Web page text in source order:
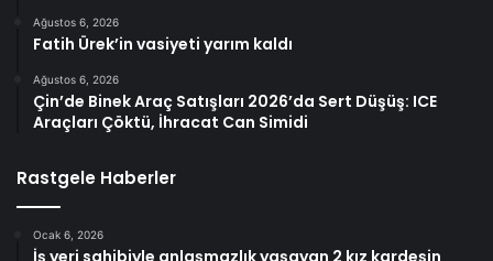
Ağustos 6, 2026
Fatih Ürek’in vasiyeti yarım kaldı
Ağustos 6, 2026
Çin’de Binek Araç Satışları 2026’da Sert Düşüş: ICE
Araçları Çöktü, İhracat Can Simidi
Rastgele Haberler
Ocak 6, 2026